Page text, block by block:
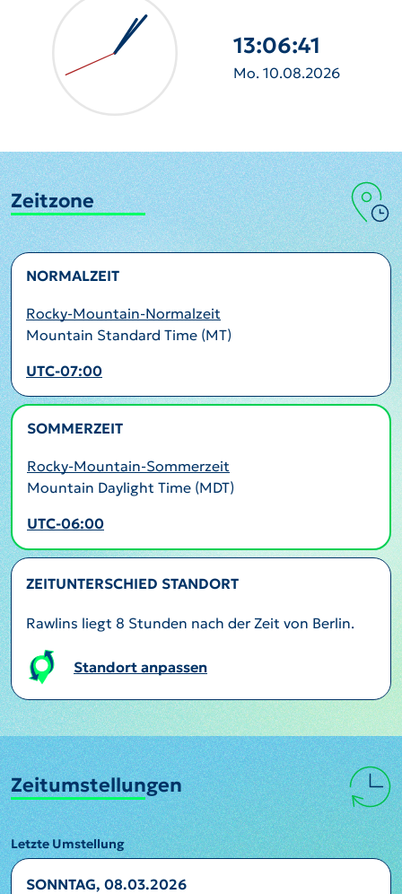
13:06:42
Mo. 10.08.2026
Zeitzone
NORMALZEIT
Rocky-Mountain-Normalzeit
Mountain Standard Time (MT)
UTC-07:00
SOMMERZEIT
Rocky-Mountain-Sommerzeit
Mountain Daylight Time (MDT)
UTC-06:00
ZEITUNTERSCHIED STANDORT
Rawlins liegt 8 Stunden nach der Zeit von Berlin.
Standort anpassen
Zeitumstellungen
Letzte Umstellung
SONNTAG, 08.03.2026